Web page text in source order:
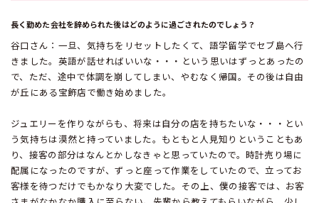
長く勤めた会社を辞められた後はどのように過ごされたのでしょう？
谷口さん：一旦、気持ちをリセットしたくて、語学留学でセブ島へ行
きました。英語が話せればいいな・・・という思いはずっとあったの
で、ただ、途中で体調を崩してしまい、やむなく帰国。その後は自由
が丘にある宝飾店で働き始めました。
ジュエリーを作りながらも、将来は自分の店を持ちたいな・・・とい
う気持ちは漠然と持っていました。もともと人見知りということもあ
り、接客の部分はなんとかしなきゃと思っていたので。時計売り場に
配属になったのですが、ずっと座って作業をしていたので、立ってお
客様を待つだけでもかなり大変でした。その上、僕の接客では、お客